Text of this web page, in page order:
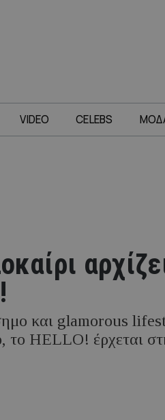
VIDEO CELEBS
και glamorous
το HELLO! έρχεται